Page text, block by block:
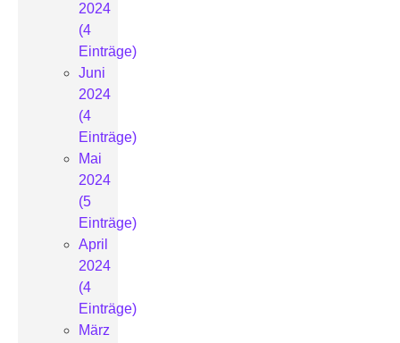
2024
(4
Einträge)
Juni
2024
(4
Einträge)
Mai
2024
(5
Einträge)
April
2024
(4
Einträge)
März